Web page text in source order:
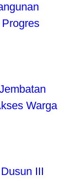
Warga
III